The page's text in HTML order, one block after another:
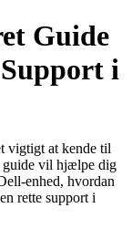
Guide
i
vigtigt at kende til
guide vil hjælpe dig
enhed, hvordan
rette support i